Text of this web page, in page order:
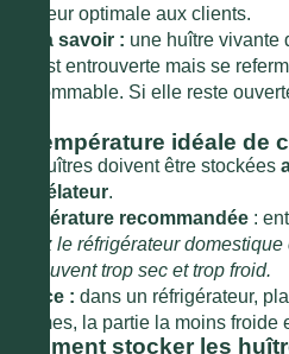
fraîcheur optimale aux clients.
Bon à savoir : une huître vivante
elle est entrouverte mais se
consommable. Si elle reste
La température idéale de
Les huîtres doivent être stockées
congélateur.
Température recommandée :
Évitez le réfrigérateur
est souvent trop sec et trop froid.
Astuce : dans un réfrigérateur,
légumes, la partie la moins froide
Comment stocker les